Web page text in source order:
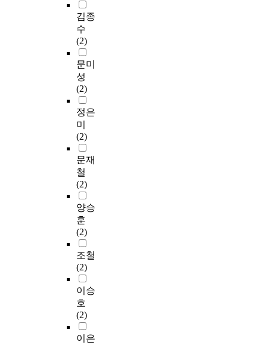
김종
수
(2)
문미
성
(2)
정은
미
(2)
문재
철
(2)
양승
훈
(2)
조철
(2)
이승
호
(2)
이은